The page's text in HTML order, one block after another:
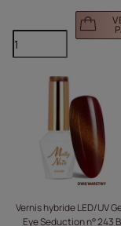
Vernis hybride LED/UV
Eye Seduction n° 243